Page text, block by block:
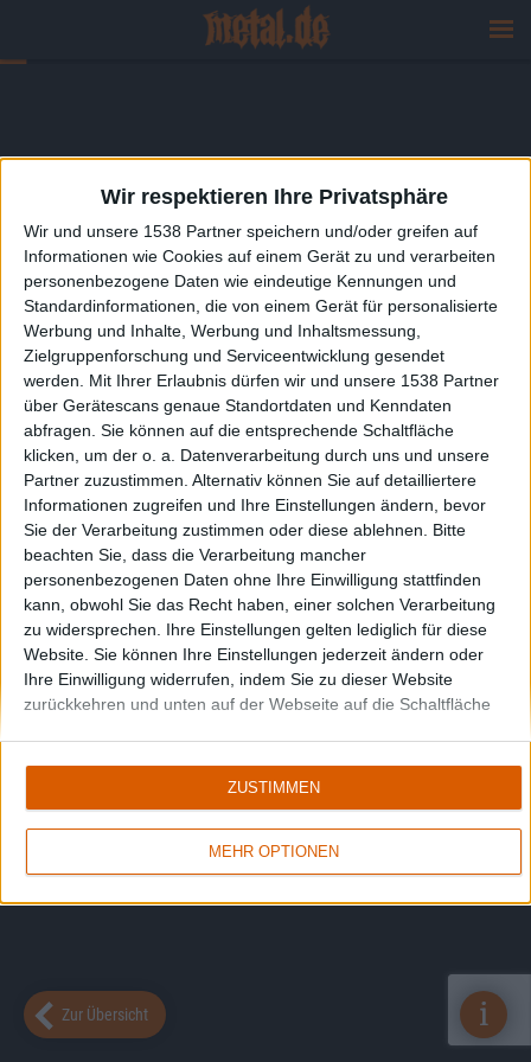
Wir respektieren Ihre Privatsphäre
Wir und unsere 1538 Partner speichern und/oder greifen auf
Informationen wie Cookies auf einem Gerät zu und verarbeiten
personenbezogene Daten wie eindeutige Kennungen und
Standardinformationen, die von einem Gerät für personalisierte
Werbung und Inhalte, Werbung und Inhaltsmessung,
Zielgruppenforschung und Serviceentwicklung gesendet
werden.
Mit Ihrer Erlaubnis dürfen wir und unsere 1538 Partner
über Gerätescans genaue Standortdaten und Kenndaten
abfragen. Sie können auf die entsprechende Schaltfläche
klicken, um der o. a. Datenverarbeitung durch uns und unsere
Partner zuzustimmen. Alternativ können Sie auf detailliertere
Informationen zugreifen und Ihre Einstellungen ändern, bevor
Sie der Verarbeitung zustimmen oder diese ablehnen.
Bitte
beachten Sie, dass die Verarbeitung mancher
personenbezogenen Daten ohne Ihre Einwilligung stattfinden
kann, obwohl Sie das Recht haben, einer solchen Verarbeitung
zu widersprechen. Ihre Einstellungen gelten lediglich für diese
Website. Sie können Ihre Einstellungen jederzeit ändern oder
Ihre Einwilligung widerrufen, indem Sie zu dieser Website
zurückkehren und unten auf der Webseite auf die Schaltfläche
MEHR OPTIONEN
ZUSTIMMEN
Zur Übersicht i